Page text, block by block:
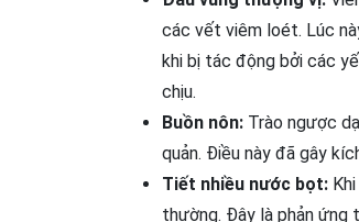
các vết viêm loét. Lúc
khi bị tác động bởi các
chịu.
Buồn nôn: Trào ngược
quản. Điều này đã gây
Tiết nhiều nước bọt:
thường. Đây là phản ứng